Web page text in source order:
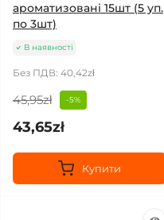
ароматизовані 15шт (5 уп.
по 3шт)
В наявності
Без ПДВ: 40,42zł
45,95zł -5%
43,65zł
Купити